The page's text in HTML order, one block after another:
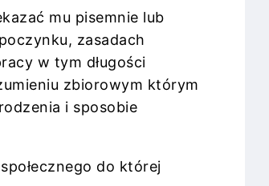
mu pisemnie lub
zasadach
w tym długości
zbiorowym którym
i sposobie
do której